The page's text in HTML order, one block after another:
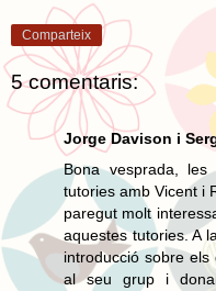
Comparteix
5 comentaris:
Jorge Davison i
Bona vesprada,
tutories amb Vicent i
paregut molt
aquestes tutories. A
introducció sobre
al seu grup i